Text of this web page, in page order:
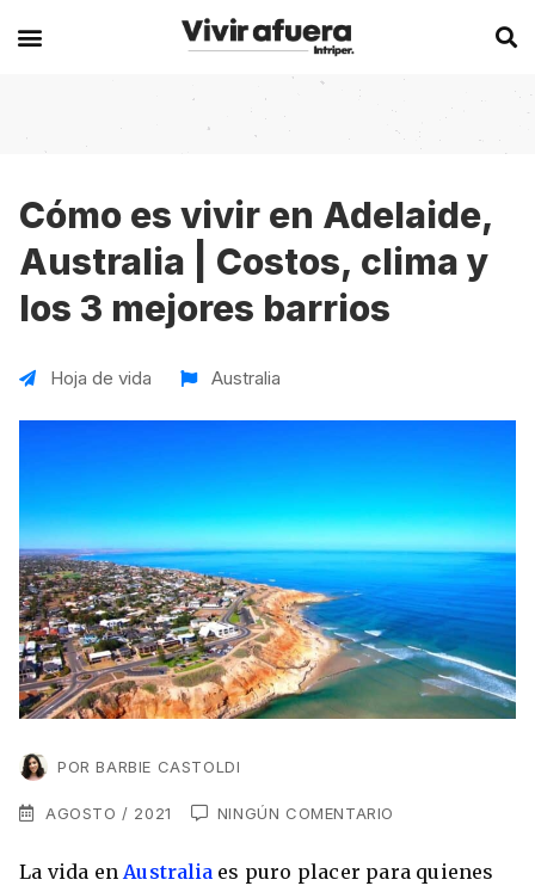
Secciones
Becas
Historias de viajeros
Intercambios
Working Holidays
Lo último sobre intercambios
Europa
Alemania
Bélgica
Chipre
Malta
Reino Unido
Suecia
Asia
China
Corea del Sur
Japón
Experiencias en el extranjero
Australia
Canadá
España
VER TODAS LAS EXPERIENCIAS
Síguenos en las redes
newsletter
Cómo es vivir en Adelaide,
Australia | Costos, clima y
los 3 mejores barrios
Hoja de vida Australia
POR BARBIE CASTOLDI
AGOSTO / 2021 NINGÚN COMENTARIO
La vida enAustralia es puro placer para quienes